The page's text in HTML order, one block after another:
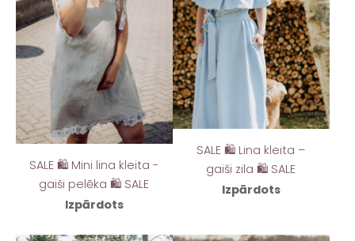
SALE 🛍️ Mini lina kleita -
gaiši pelēka 🛍️ SALE
Izpārdots
SALE 🛍️ Lina kleita –
gaiši zila 🛍️ SALE
Izpārdots